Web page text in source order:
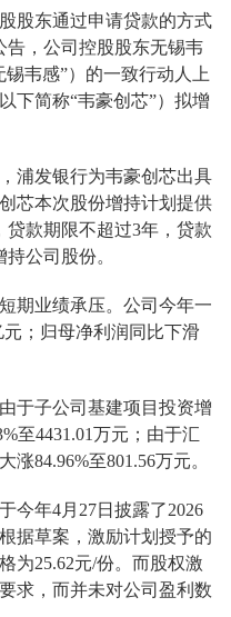
股东通过申请贷款的方式
告，公司控股股东无锡韦
韦感”）的一致行动人上
下简称“韦豪创芯”）拟增
浦发银行为韦豪创芯出具
芯本次股份增持计划提供
款期限不超过3年，贷款
公司股份。
期业绩承压。公司今年一
元；归母净利润同比下滑
于子公司基建项目投资增
至4431.01万元；由于汇
84.96%至801.56万元。
今年4月27日披露了2026
据草案，激励计划授予的
为25.62元/份。而股权激
求，而并未对公司盈利数